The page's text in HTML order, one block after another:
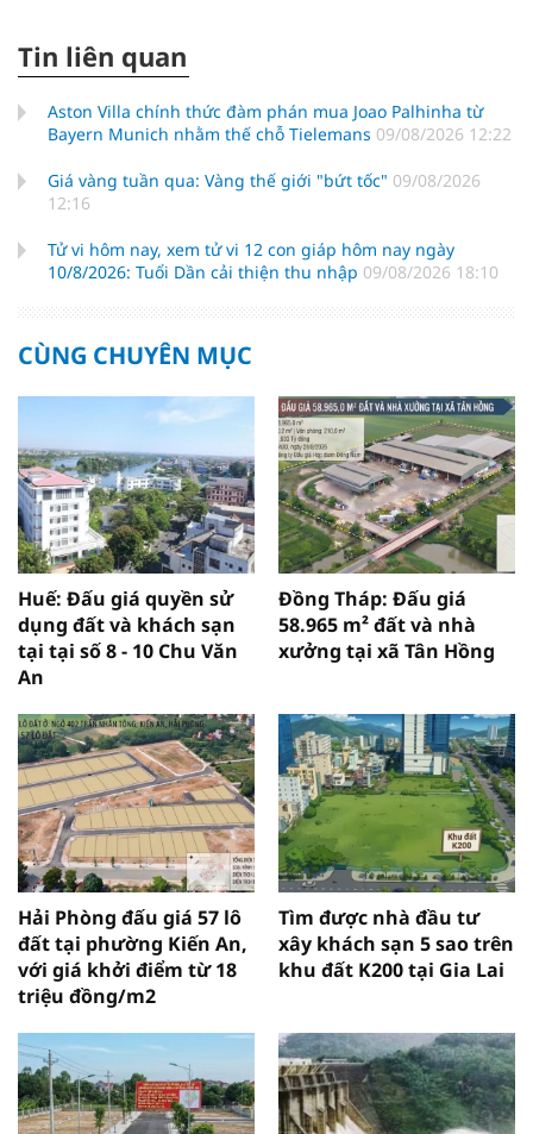
Tin liên quan
Aston Villa chính thức đàm phán mua Joao Palhinha từ
Bayern Munich nhằm thế chỗ Tielemans 09/08/2026 12:22
Giá vàng tuần qua: Vàng thế giới "bứt tốc" 09/08/2026
12:16
Tử vi hôm nay, xem tử vi 12 con giáp hôm nay ngày
10/8/2026: Tuổi Dần cải thiện thu nhập 09/08/2026 18:10
CÙNG CHUYÊN MỤC
Huế: Đấu giá quyền sử
dụng đất và khách sạn
tại tại số 8 - 10 Chu Văn
An
Đồng Tháp: Đấu giá
58.965 m² đất và nhà
xưởng tại xã Tân Hồng
Hải Phòng đấu giá 57 lô
đất tại phường Kiến An,
với giá khởi điểm từ 18
triệu đồng/m2
Tìm được nhà đầu tư
xây khách sạn 5 sao trên
khu đất K200 tại Gia Lai